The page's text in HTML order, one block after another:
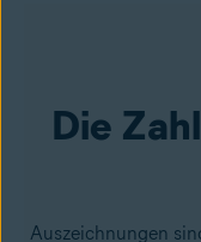
Die
Auszeichnungen